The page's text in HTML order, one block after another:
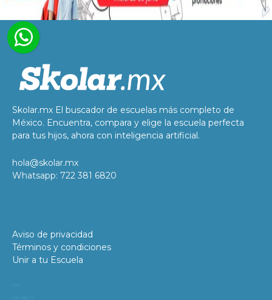
Skolar.mx El buscador de escuelas más completo de
México. Encuentra, compara y elige la escuela perfecta
para tus hijos, ahora con inteligencia artificial.
hola@skolar.mx
Whatsapp: 722 381 6820
Aviso de privacidad
Términos y condiciones
Unir a tu Escuela